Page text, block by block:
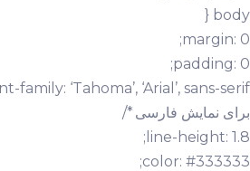
body {
margin: 0;
padding: 0;
برای نمایش فارسی */
line-height: 1.8;
color: #333333;